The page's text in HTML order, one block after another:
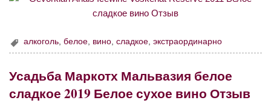
алкоголь,белое, вино,сладкое,экстраординарно
Усадьба Маркотх Мальвазия белое
сладкое 2019 Белое сухое вино Отзыв